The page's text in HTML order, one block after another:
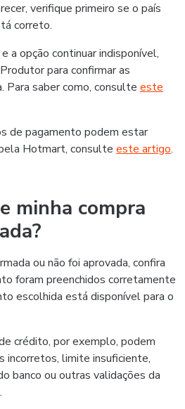
verifique primeiro se o país
correto.
a opção continuar indisponível,
para confirmar as
Para saber como, consulte este
de pagamento podem estar
Hotmart, consulte este artigo.
minha compra
ou não foi aprovada, confira
foram preenchidos corretamente
escolhida está disponível para o
crédito, por exemplo, podem
incorretos, limite insuficiente,
banco ou outras validações da